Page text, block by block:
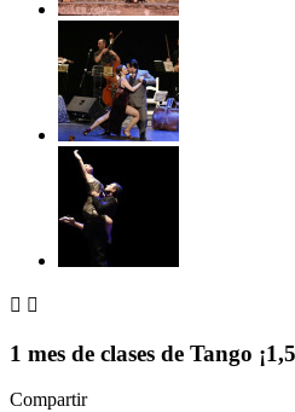
 
1 mes de clases de Tango
Compartir